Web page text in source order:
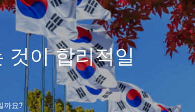
것이 합리적일
까요?